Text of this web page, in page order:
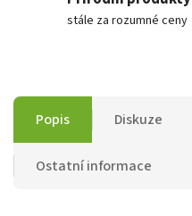
stále za rozumné ceny
Popis Diskuze
Ostatní informace